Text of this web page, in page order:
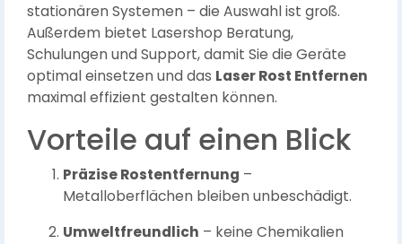
stationären Systemen – die Auswahl ist groß.
Außerdem bietet Lasershop Beratung,
Schulungen und Support, damit Sie die Geräte
optimal einsetzen und das Laser Rost Entfernen
maximal effizient gestalten können.
Vorteile auf einen Blick
Präzise Rostentfernung –
Metalloberflächen bleiben unbeschädigt.
Umweltfreundlich – keine Chemikalien